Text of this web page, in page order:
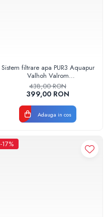
Sistem filtrare apa PUR3 Aquapur
Valhoh Valrom
AQUA03320311020
438,00 RON
399,00 RON
Adauga in cos
-17%